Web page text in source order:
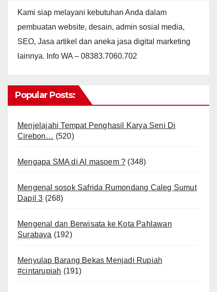
Kami siap melayani kebutuhan Anda dalam
pembuatan website, desain, admin sosial media,
SEO, Jasa artikel dan aneka jasa digital marketing
lainnya. Info WA – 08383.7060.702
Popular Posts:
Menjelajahi Tempat Penghasil Karya Seni Di
Cirebon… (520)
Mengapa SMA di Al masoem ? (348)
Mengenal sosok Safrida Rumondang Caleg Sumut
Dapil 3 (268)
Mengenal dan Berwisata ke Kota Pahlawan
Surabaya (192)
Menyulap Barang Bekas Menjadi Rupiah
#cintarupiah (191)